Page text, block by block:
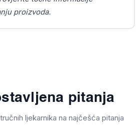
proizvoda.
pitanja
ljekarnika na najčešća pitanja